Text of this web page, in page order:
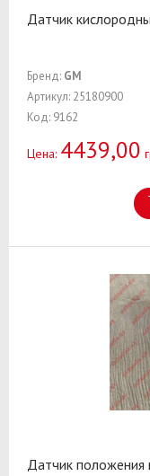
Датчик
Бренд: GM
Артикул: 25180900
Код: 9162
Цена: 4439,00
Датчик положения